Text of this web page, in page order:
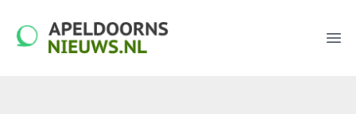
apeldoornsnieuws.nl